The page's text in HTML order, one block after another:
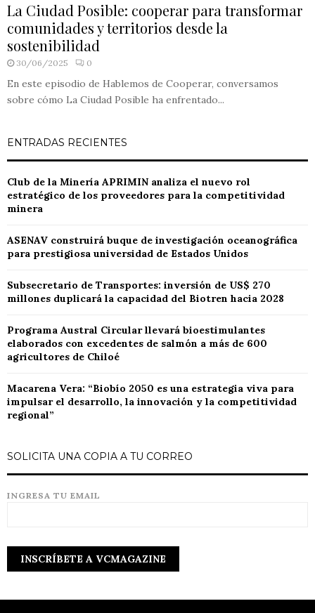
La Ciudad Posible: cooperar para transformar
comunidades y territorios desde la
sostenibilidad
30/06/2025 0
En este episodio de Hablemos de Cooperar, conversamos
sobre cómo La Ciudad Posible ha enfrentado...
ENTRADAS RECIENTES
Club de la Minería APRIMIN analiza el nuevo rol
estratégico de los proveedores para la competitividad
minera
ASENAV construirá buque de investigación oceanográfica
para prestigiosa universidad de Estados Unidos
Subsecretario de Transportes: inversión de US$ 270
millones duplicará la capacidad del Biotren hacia 2028
Programa Austral Circular llevará bioestimulantes
elaborados con excedentes de salmón a más de 600
agricultores de Chiloé
Macarena Vera: “Biobío 2050 es una estrategia viva para
impulsar el desarrollo, la innovación y la competitividad
regional”
SOLICITA UNA COPIA A TU CORREO
INGRESA TU EMAIL